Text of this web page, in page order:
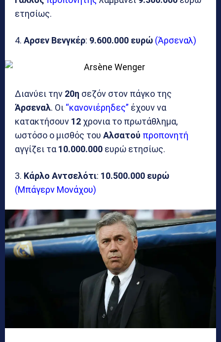
ετησίως.
4. Αρσεν Βενγκέρ: 9.600.000 ευρώ (Άρσεναλ)
Διανύει την 20η σεζόν στον πάγκο της
Άρσεναλ. Οι “κανονιέρηδες” έχουν να
κατακτήσουν 12 χρονια το πρωτάθλημα,
ωστόσο ο μισθός του Αλσατού προπονητή
αγγίζει τα 10.000.000 ευρώ ετησίως.
3. Κάρλο Αντσελότι: 10.500.000 ευρώ
(Μπάγερν Μονάχου)